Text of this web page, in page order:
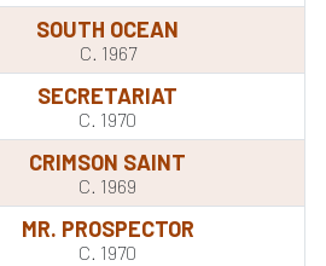
SOUTH OCEAN
C. 1967
SECRETARIAT
C. 1970
CRIMSON SAINT
C. 1969
MR. PROSPECTOR
C. 1970